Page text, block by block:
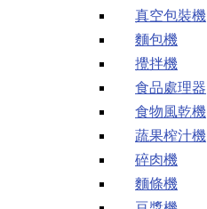
真空包裝機
麵包機
攪拌機
食品處理器
食物風乾機
蔬果榨汁機
碎肉機
麵條機